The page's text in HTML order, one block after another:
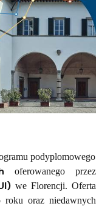
podyplomowego
oferowanego przez
we Florencji. Oferta
roku oraz niedawnych